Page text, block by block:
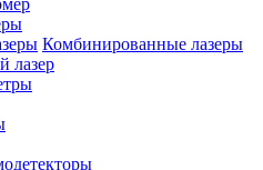
Комбинированные лазеры
лазер